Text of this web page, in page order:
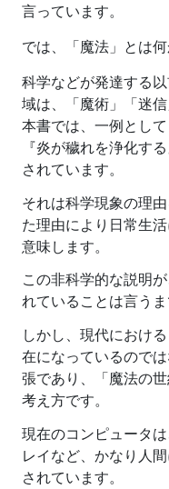
言っています。
では、「魔法」とは何
科学などが発達する
域は、「魔術」「迷
本書では、一例とし
『炎が穢れを浄化す
されています。
それは科学現象の理
た理由により日常生
意味します。
この非科学的な説明
れていることは言うま
しかし、現代におけ
在になっているので
張であり、「魔法の
考え方です。
現在のコンピュータ
レイなど、かなり人
されています。